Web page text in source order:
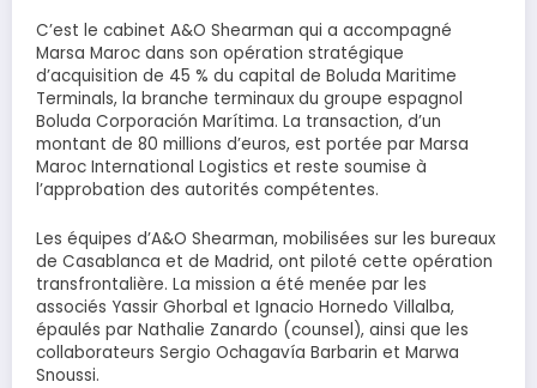
C’est le cabinet A&O Shearman qui a accompagné
Marsa Maroc dans son opération stratégique
d’acquisition de 45 % du capital de Boluda Maritime
Terminals, la branche terminaux du groupe espagnol
Boluda Corporación Marítima. La transaction, d’un
montant de 80 millions d’euros, est portée par Marsa
Maroc International Logistics et reste soumise à
l’approbation des autorités compétentes.
Les équipes d’A&O Shearman, mobilisées sur les bureaux
de Casablanca et de Madrid, ont piloté cette opération
transfrontalière. La mission a été menée par les
associés Yassir Ghorbal et Ignacio Hornedo Villalba,
épaulés par Nathalie Zanardo (counsel), ainsi que les
collaborateurs Sergio Ochagavía Barbarin et Marwa
Snoussi.